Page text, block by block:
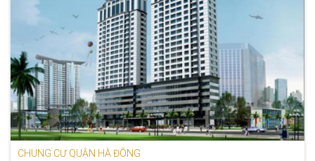
CHUNG CƯ QUẬN HÀ ĐÔNG